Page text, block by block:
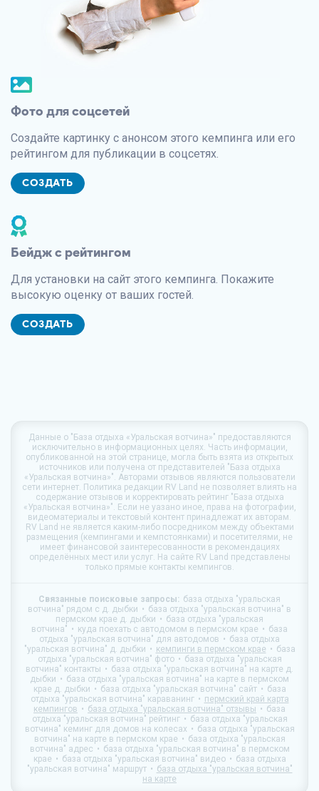
Фото для соцсетей
Создайте картинку с анонсом этого кемпинга или его
рейтингом для публикации в соцсетях.
СОЗДАТЬ
Бейдж с рейтингом
Для установки на сайт этого кемпинга. Покажите
высокую оценку от ваших гостей.
СОЗДАТЬ
Данные о "База отдыха «Уральская вотчина»" предоставляются
исключительно в информационных целях. Часть информации,
опубликованной на этой странице, могла быть взята из открытых
источников или получена от представителей "База отдыха
«Уральская вотчина»". Авторами отзывов являются пользователи
сети интернет. Политика редакции RV Land не позволяет влиять на
содержание отзывов и корректировать рейтинг "База отдыха
«Уральская вотчина»". Если не уазано иное, права на фотографии,
видеоматериалы и текстовый контент принадлежат их авторам.
RV Land не является каким-либо посредником между объектами
размещения (кемпингами и кемпстоянками) и посетителями, не
имеет финансовой заинтересованности в рекомендациях
определённых мест или услуг. На сайте RV Land представлены
только прямые контакты кемпингов.
Связанные поисковые запросы: база отдыха "уральская
вотчина" рядом с д. дыбки
база отдыха "уральская вотчина" в
пермском крае д. дыбки
база отдыха "уральская
вотчина"
куда поехать с автодомом в пермском крае
база
отдыха "уральская вотчина" для автодомов
база отдыха
"уральская вотчина" д. дыбки
кемпинги в пермском крае
база
отдыха "уральская вотчина" фото
база отдыха "уральская
вотчина" контакты
база отдыха "уральская вотчина" на карте д.
дыбки
база отдыха "уральская вотчина" на карте в пермском
крае д. дыбки
база отдыха "уральская вотчина" сайт
база
отдыха "уральская вотчина" караванинг
пермский край карта
кемпингов
база отдыха "уральская вотчина" отзывы
база
отдыха "уральская вотчина" рейтинг
база отдыха "уральская
вотчина" кеминг для домов на колесах
база отдыха "уральская
вотчина" на карте в пермском крае
база отдыха "уральская
вотчина" адрес
база отдыха "уральская вотчина" в пермском
крае
база отдыха "уральская вотчина" видео
база отдыха
"уральская вотчина" маршрут
база отдыха "уральская вотчина"
на карте